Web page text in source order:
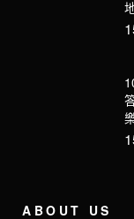
ABOUT US